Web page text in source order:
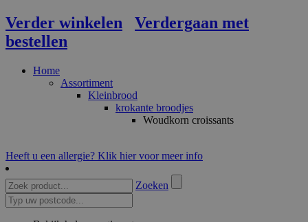
Verder winkelen
Verdergaan met
bestellen
Home
Assortiment
Kleinbrood
krokante broodjes
Woudkorn croissants
Heeft u een allergie? Klik hier voor meer info
Zoeken